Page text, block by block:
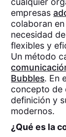
empresas
colaboran
necesidad
flexibles y
Un método
Bubbles. En
concepto de
definición y
modernos.
¿Qué es la